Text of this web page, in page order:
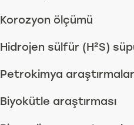
Korozyon ölçümü
Hidrojen sülfür (H²S)
Petrokimya
Biyokütle araştırması